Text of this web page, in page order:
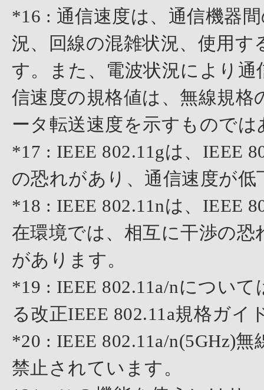
*16 : 通信速度は、通信機器
況、回線の混雑状況、使用
す。また、電波状況により
信速度の規格値は、無線規
ータ転送速度を示すもので
*17 : IEEE 802.11gは、IEEE
の恐れがあり、通信速度が
*18 : IEEE 802.11nは、IEEE
在環境では、相互に干渉の
があります。
*19 : IEEE 802.11a/nについ
る改正IEEE 802.11a規格ガ
*20 : IEEE 802.11a/n(5GHz)
禁止されています。